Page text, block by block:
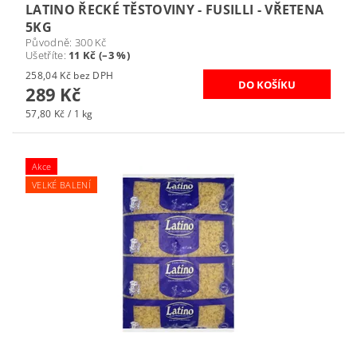
LATINO ŘECKÉ TĚSTOVINY - FUSILLI - VŘETENA
5KG
Původně: 300 Kč
Ušetříte: 11 Kč (–3 %)
258,04 Kč bez DPH
289 Kč
57,80 Kč / 1 kg
Akce
VELKÉ BALENÍ